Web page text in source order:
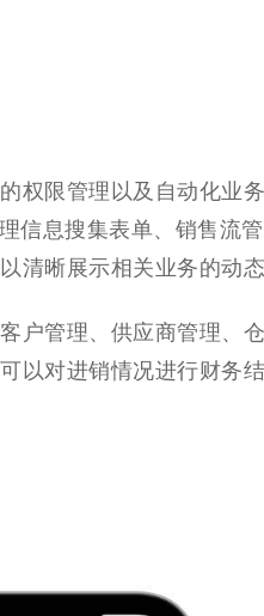
权限管理以及自动化业
信息搜集表单、销售流
清晰展示相关业务的动态
户管理、供应商管理、
以对进销情况进行财务